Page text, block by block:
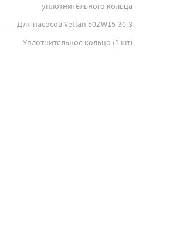
уплотнительного кольца
Для насосов Vetlan 50ZW15-30-3
Уплотнительное кольцо (1 шт)